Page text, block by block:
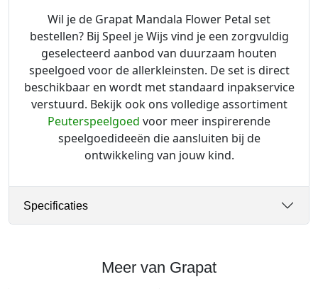
Wil je de Grapat Mandala Flower Petal set
bestellen? Bij Speel je Wijs vind je een zorgvuldig
geselecteerd aanbod van duurzaam houten
speelgoed voor de allerkleinsten. De set is direct
beschikbaar en wordt met standaard inpakservice
verstuurd. Bekijk ook ons volledige assortiment
Peuterspeelgoed voor meer inspirerende
speelgoedideeën die aansluiten bij de
ontwikkeling van jouw kind.
Specificaties
Meer van Grapat